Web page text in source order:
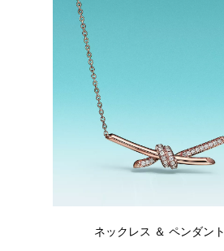
ネックレス ＆ ペンダント